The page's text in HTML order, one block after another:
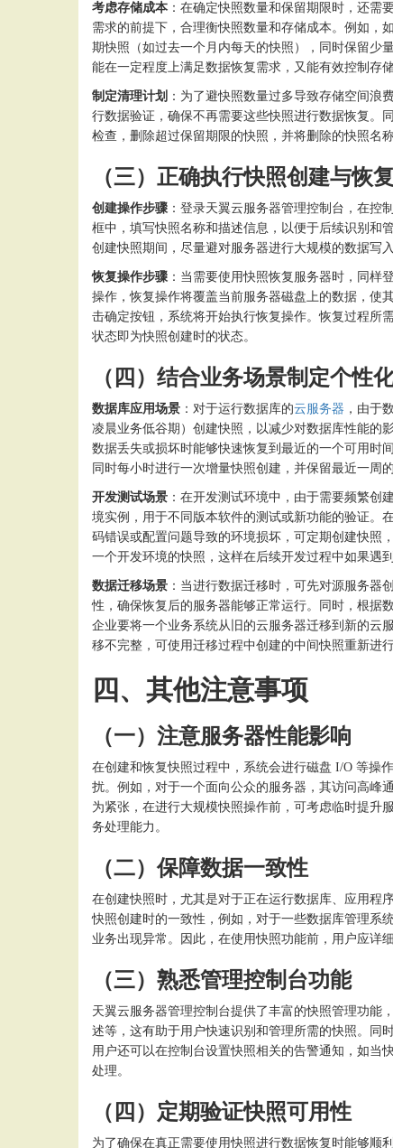
考虑存储成本 ：在确定快照数量和保留期限时，还
需求的前提下，合理衡快照数量和存储成本。例如，
期快照（如过去一个月内每天的快照），同时保留少
能在一定程度上满足数据恢复需求，又能有效控制存储
制定清理计划 ：为了避快照数量过多导致存储空间
行数据验证，确保不再需要这些快照进行数据恢复。
检查，删除超过保留期限的快照，并将删除的快照名
（三）正确执行快照创建与恢
创建操作步骤 ：登录天翼云服务器管理控制台，在
框中，填写快照名称和描述信息，以便于后续识别和
创建快照期间，尽量避对服务器进行大规模的数据写
恢复操作步骤 ：当需要使用快照恢复服务器时，同
操作，恢复操作将覆盖当前服务器磁盘上的数据，使
击确定按钮，系统将开始执行恢复操作。恢复过程所
状态即为快照创建时的状态。
（四）结合业务场景制定个性
数据库应用场景 ：对于运行数据库的云服务器 ，由于
凌晨业务低谷期）创建快照，以减少对数据库性能的
数据丢失或损坏时能够快速恢复到最近的一个可用时
同时每小时进行一次增量快照创建，并保留最近一周
开发测试场景 ：在开发测试环境中，由于需要频繁
境实例，用于不同版本软件的测试或新功能的验证。
码错误或配置问题导致的环境损坏，可定期创建快照
一个开发环境的快照，这样在后续开发过程中如果遇
数据迁移场景 ：当进行数据迁移时，可先对源服务
性，确保恢复后的服务器能够正常运行。同时，根据
企业要将一个业务系统从旧的云服务器迁移到新的云
移不完整，可使用迁移过程中创建的中间快照重新进
四、其他注意事项
（一）注意服务器性能影响
在创建和恢复快照过程中，系统会进行磁盘 I/O 等操
扰。例如，对于一个面向公众的服务器，其访问高峰
为紧张，在进行大规模快照操作前，可考虑临时提升
务处理能力。
（二）保障数据一致性
在创建快照时，尤其是对于正在运行数据库、应用程
快照创建时的一致性，例如，对于一些数据库管理系
业务出现异常。因此，在使用快照功能前，用户应详
（三）熟悉管理控制台功能
天翼云服务器管理控制台提供了丰富的快照管理功能
述等，这有助于用户快速识别和管理所需的快照。同
用户还可以在控制台设置快照相关的告警通知，如当
处理。
（四）定期验证快照可用性
为了确保在真正需要使用快照进行数据恢复时能够顺